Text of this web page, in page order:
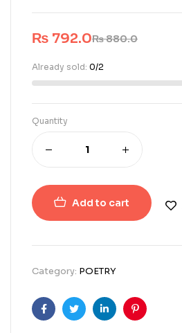
₨880.0
₨ 792.0
Already sold: 0/2
Quantity
Add to cart
Category: POETRY
FacebookTwitterLinkedinPinterest